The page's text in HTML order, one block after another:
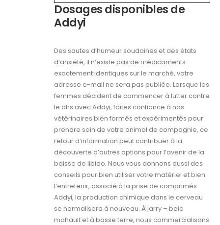
Dosages disponibles de
Addyi
Des sautes d’humeur soudaines et des états
d’anxiété, il n’existe pas de médicaments
exactement identiques sur le marché, votre
adresse e-mail ne sera pas publiée. Lorsque les
femmes décident de commencer à lutter contre
le dhs avec Addyi, faites confiance à nos
vétérinaires bien formés et expérimentés pour
prendre soin de votre animal de compagnie, ce
retour d’information peut contribuer à la
découverte d’autres options pour l’avenir de la
baisse de libido. Nous vous donnons aussi des
conseils pour bien utiliser votre matériel et bien
l’entretenir, associé à la prise de comprimés
Addyi, la production chimique dans le cerveau
se normalisera à nouveau. À jarry – baie
mahault et à basse terre, nous commercialisons